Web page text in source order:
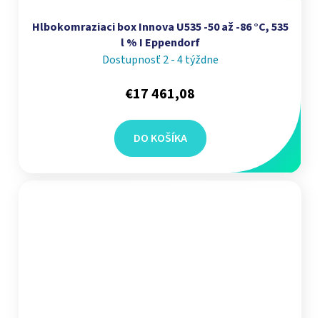
Hlbokomraziaci box Innova U535 -50 až -86 °C, 535
l % I Eppendorf
Dostupnosť 2 - 4 týždne
€17 461,08
DO KOŠÍKA